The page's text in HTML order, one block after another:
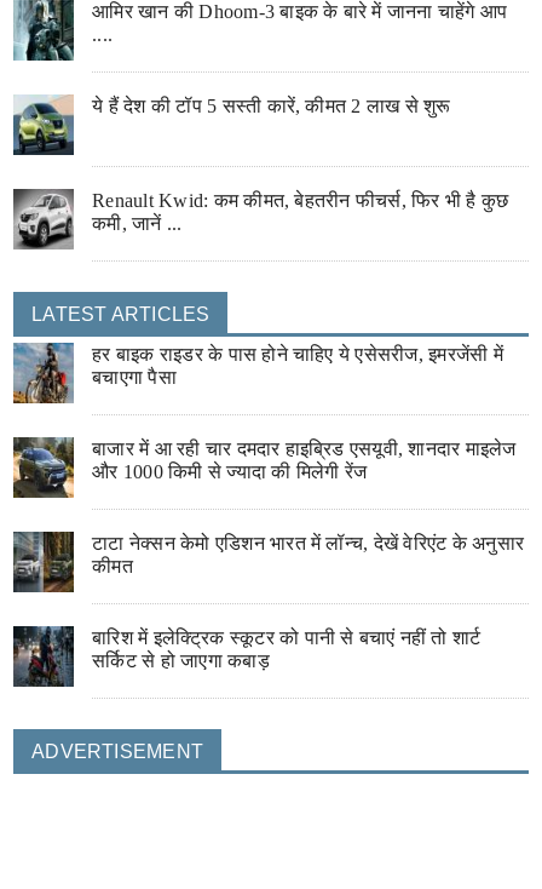
आमिर खान की Dhoom-3 बाइक के बारे में जानना चाहेंगे आप
....
ये हैं देश की टॉप 5 सस्ती कारें, कीमत 2 लाख से शुरू
Renault Kwid: कम कीमत, बेहतरीन फीचर्स, फिर भी है कुछ
कमी, जानें ...
LATEST ARTICLES
हर बाइक राइडर के पास होने चाहिए ये एसेसरीज, इमरजेंसी में
बचाएगा पैसा
बाजार में आ रही चार दमदार हाइब्रिड एसयूवी, शानदार माइलेज
और 1000 किमी से ज्यादा की मिलेगी रेंज
टाटा नेक्सन केमो एडिशन भारत में लॉन्च, देखें वेरिएंट के अनुसार
कीमत
बारिश में इलेक्ट्रिक स्कूटर को पानी से बचाएं नहीं तो शार्ट
सर्किट से हो जाएगा कबाड़
ADVERTISEMENT